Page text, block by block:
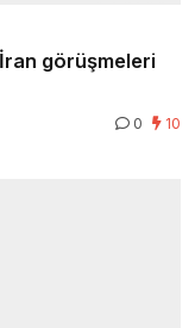
İran görüşmeleri
0 10